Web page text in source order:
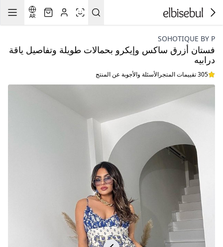
AR
SOHOTIQUE BY P
فستان أزرق ساكس وإيكرو بحمالات طويلة وتفاصيل ياقة
درابيه
305 تقييمات المتجر الأسئلة والأجوبة عن المنتج